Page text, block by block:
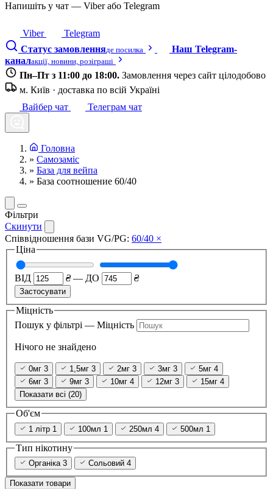
Напишіть у чат — Viber або Telegram
Viber
Telegram
Статус замовленняде посилка
Наш Telegram-
каналакції, новини, розіграші
Пн–Пт з 11:00 до 18:00. Замовлення через сайт цілодобово
м. Київ · доставка по всій Україні
Вайбер чат
Телеграм чат
Головна
» Самозаміс
» База для вейпа
» База соотношение 60/40
Фільтри
Скинути
Співвідношення бази VG/PG: 60/40 ×
Ціна
ВІД ₴ — ДО ₴
Застосувати
Міцність
Пошук у фільтрі — Міцність
Нічого не знайдено
0мг 3 1,5мг 3 2мг 3 3мг 3 5мг 4
6мг 3 9мг 3 10мг 4 12мг 3 15мг 4
Показати всі (20)
Об'єм
1 літр 1 100мл 1 250мл 4 500мл 1
Тип нікотину
Органіка 3 Сольовий 4
Показати товари